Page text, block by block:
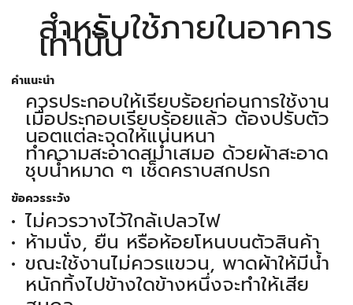
สำหรับใช้ภายในอาคาร
เท่านั้น
คำแนะนำ
ควรประกอบให้เรียบร้อยก่อนการใช้งาน
เมื่อประกอบเรียบร้อยแล้ว ต้องปรับตัว
นอตแต่ละจุดให้แน่นหนา
ทำความสะอาดสม่ำเสมอ ด้วยผ้าสะอาด
ชุบน้ำหมาด ๆ เช็ดคราบสกปรก
ข้อควรระวัง
ไม่ควรวางไว้ใกล้เปลวไฟ
ห้ามนั่ง, ยืน หรือห้อยโหนบนตัวสินค้า
ขณะใช้งานไม่ควรแขวน, พาดผ้าให้มีน้ำ
หนักทิ้งไปข้างใดข้างหนึ่งจะทำให้เสีย